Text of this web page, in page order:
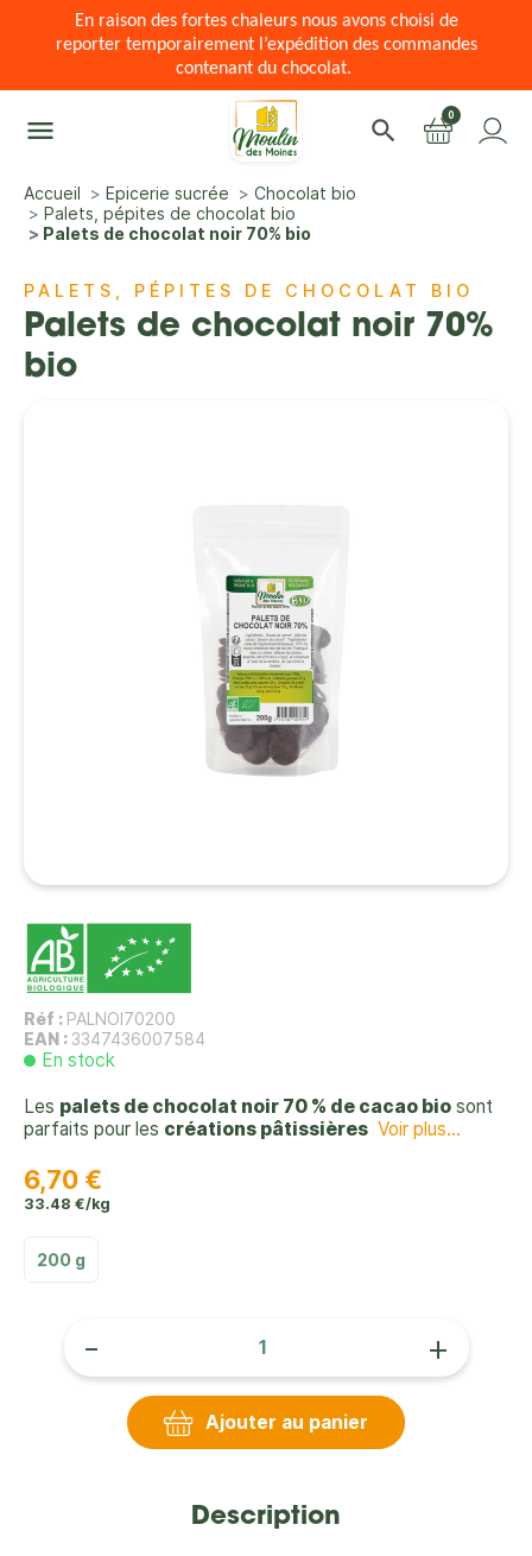
En raison des fortes chaleurs nous avons choisi de
reporter temporairement l’expédition des commandes
contenant du chocolat.
menu search 0
Accueil Epicerie sucrée
Chocolat bio
Palets, pépites de chocolat bio
Palets de chocolat noir 70% bio
PALETS, PÉPITES DE CHOCOLAT BIO
Palets de chocolat noir 70%
bio
Réf : PALNOI70200
EAN : 3347436007584
En stock
Les palets de chocolat noir 70 % de cacao bio sont
parfaits pour les créations pâtissières Voir plus...
6,70 €
33.48 €/kg
200 g
- +
Ajouter au panier
Description